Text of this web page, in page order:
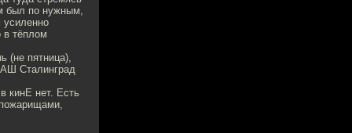
был по нужным,
тёплом
(не пятница),
Сталинград
кинЕ нет. Есть